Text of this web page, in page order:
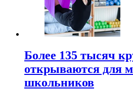
Более 135 тысяч
открываются для
школьников